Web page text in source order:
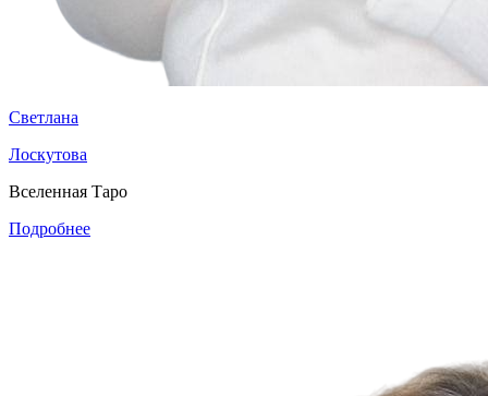
Светлана
Лоскутова
Вселенная Таро
Подробнее